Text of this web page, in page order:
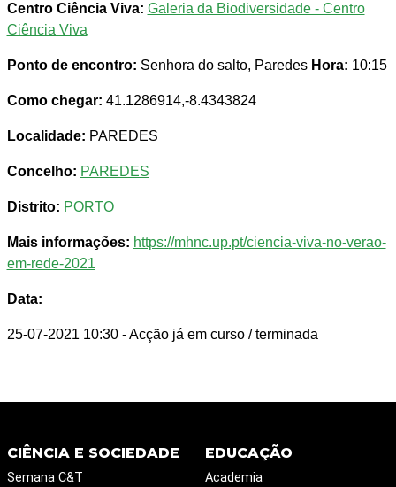
Centro Ciência Viva: Galeria da Biodiversidade - Centro
Ciência Viva
Ponto de encontro: Senhora do salto, Paredes Hora: 10:15
Como chegar: 41.1286914,-8.4343824
Localidade: PAREDES
Concelho: PAREDES
Distrito: PORTO
Mais informações: https://mhnc.up.pt/ciencia-viva-no-verao-
em-rede-2021
Data:
25-07-2021 10:30 - Acção já em curso / terminada
CIÊNCIA E SOCIEDADE
Semana C&T
EDUCAÇÃO
Academia